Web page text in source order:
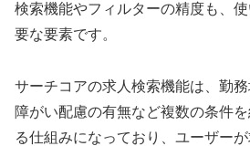
検索機能やフィルターの精度も、
要な要素です。
サーチコアの求人検索機能は、勤務
障がい配慮の有無など複数の条件
る仕組みになっており、ユーザー